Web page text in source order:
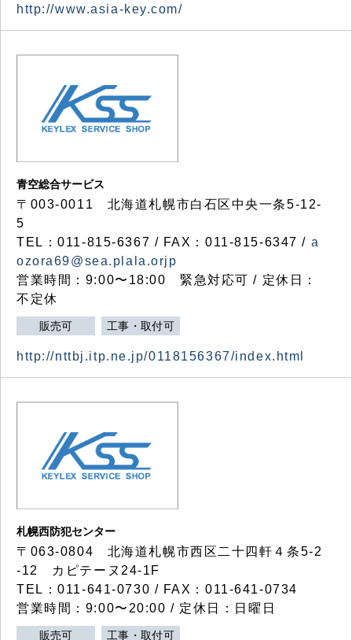
http://www.asia-key.com/
青空総合サービス
〒003-0011 北海道札幌市白石区中央一条5-12-
5
TEL：011-815-6367 / FAX：011-815-6347 / a
ozora69@sea.plala.orjp
営業時間：9:00〜18:00 緊急対応可 / 定休日：
不定休
販売可 工事・取付可
http://nttbj.itp.ne.jp/0118156367/index.html
札幌西防犯センター
〒063-0804 北海道札幌市西区二十四軒４条5-2
-12 カピテーヌ24-1F
TEL：011-641-0730 / FAX：011-641-0734
営業時間：9:00〜20:00 / 定休日：日曜日
販売可 工事・取付可